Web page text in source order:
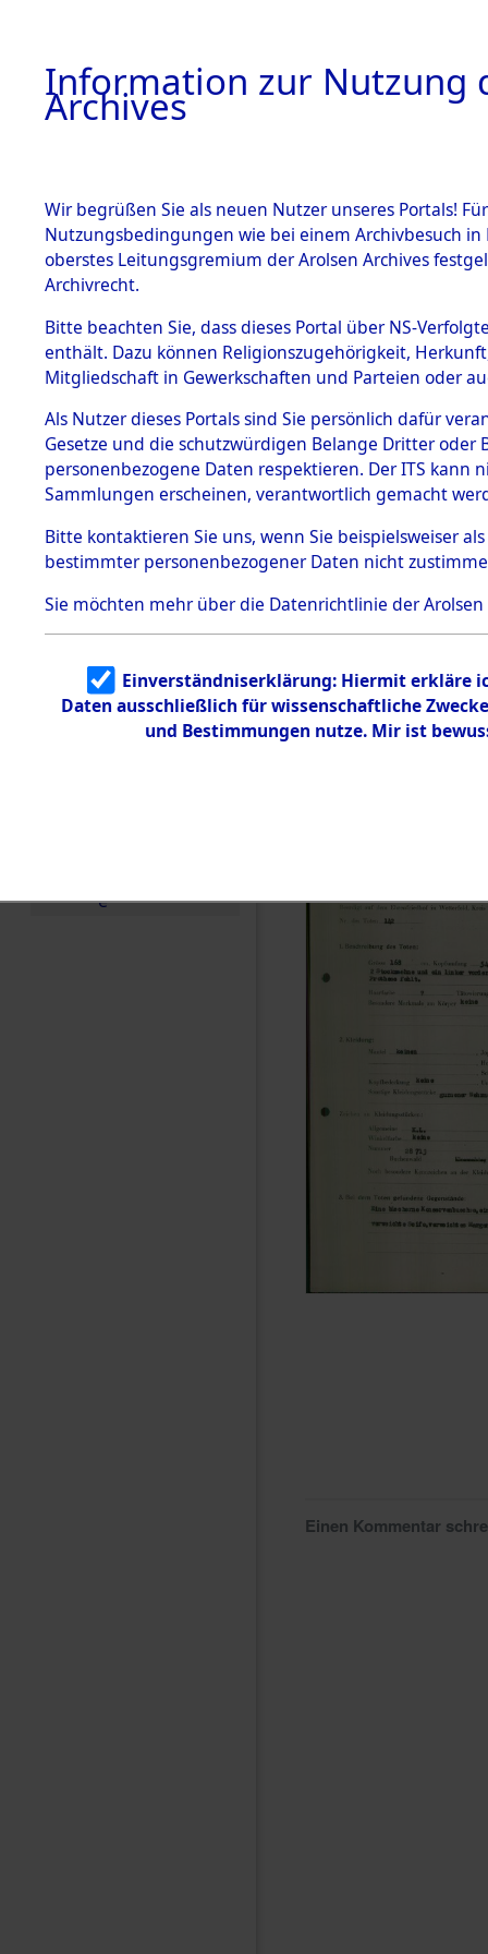
BESTÄNDE
1.
mente
5. Verschiedenes
5.3
Todesmärsche
5.3.1 Alliierte
Erhebungen
zu
Todesmärsch
en
5.3.2
Identifizierun
g
5.3.3
Todesmärsch
e
auf dem
zur
Roding,
zwischen
km)
Leben
0001
Einen Kommentar
Information zur Nutzung
Archives
Wir begrüßen Sie als neuen Nutzer unseres Portals!
Nutzungsbedingungen wie bei einem Archivbesuch
oberstes Leitungsgremium der Arolsen Archives
Archivrecht.
Bitte beachten Sie, dass dieses Portal über NS-
enthält. Dazu können Religionszugehörigkeit,
Mitgliedschaft in Gewerkschaften und Parteien oder
Als Nutzer dieses Portals sind Sie persönlich dafür
Gesetze und die schutzwürdigen Belange Dritter
personenbezogene Daten respektieren. Der ITS
Sammlungen erscheinen, verantwortlich gemacht
Bitte kontaktieren Sie uns, wenn Sie beispielsweiser
bestimmter personenbezogener Daten nicht
Sie möchten mehr über die Datenrichtlinie der Arolsen
Einverständniserklärung: Hiermit erkläre
Daten ausschließlich für wissenschaftliche
und Bestimmungen nutze. Mir ist